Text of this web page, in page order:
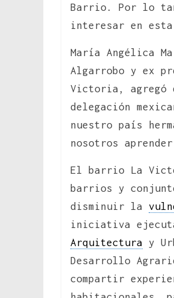
Barrio. Por lo
interesar en
María Angélica
Algarrobo y ex
Victoria, agregó
delegación
nuestro país
nosotros
El barrio La
barrios y
disminuir la
iniciativa
Arquitectura y
Desarrollo
compartir